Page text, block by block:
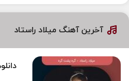
آخرین آهنگ میلاد راستاد